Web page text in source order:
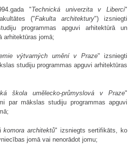
"Technická univerzita v Liberci"
("Fakulta architektury") izsniegti
programmas apguvi arhitektūrā un
arhitektūras jomā;
výtvarných umění v Praze" izsniegti
studiju programmas apguvi arhitektūras
škola umělecko-průmyslová v Praze"
par mākslas studiju programmas apguvi
komora architektů" izsniegts sertifikāts, ko
jomā vai nenorādot jomu;